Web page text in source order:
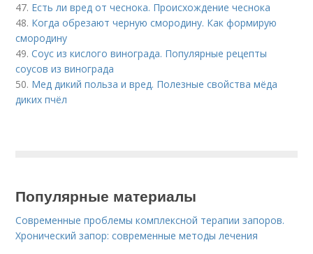
47. Есть ли вред от чеснока. Происхождение чеснока
48. Когда обрезают черную смородину. Как формирую
смородину
49.Соус из кислого винограда. Популярные рецепты
соусов из винограда
50. Мед дикий польза и вред. Полезные свойства мёда
диких пчёл
Популярные материалы
Современные проблемы комплексной терапии запоров.
Хронический запор: современные методы лечения